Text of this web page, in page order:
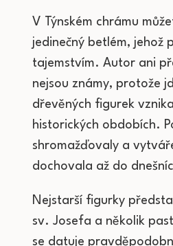
V Týnském chrámu
jedinečný betlém, jehož
tajemstvím. Autor ani
nejsou známy, protože
dřevěných figurek
historických obdobích.
shromažďovaly a
dochovala až do
Nejstarší figurky
sv. Josefa a několik
se datuje